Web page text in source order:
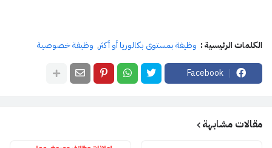
الكلمات الرئيسية : وظيفة بمستوى بكالوريا أو أكثر وظيفة خصوصية
Facebook
مقالات مشابهة